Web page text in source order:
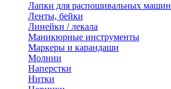
Лапки для распошивальных машин
Ленты, бейки
Линейки / лекала
Маникюрные инструменты
Маркеры и карандаши
Молнии
Наперстки
Нитки